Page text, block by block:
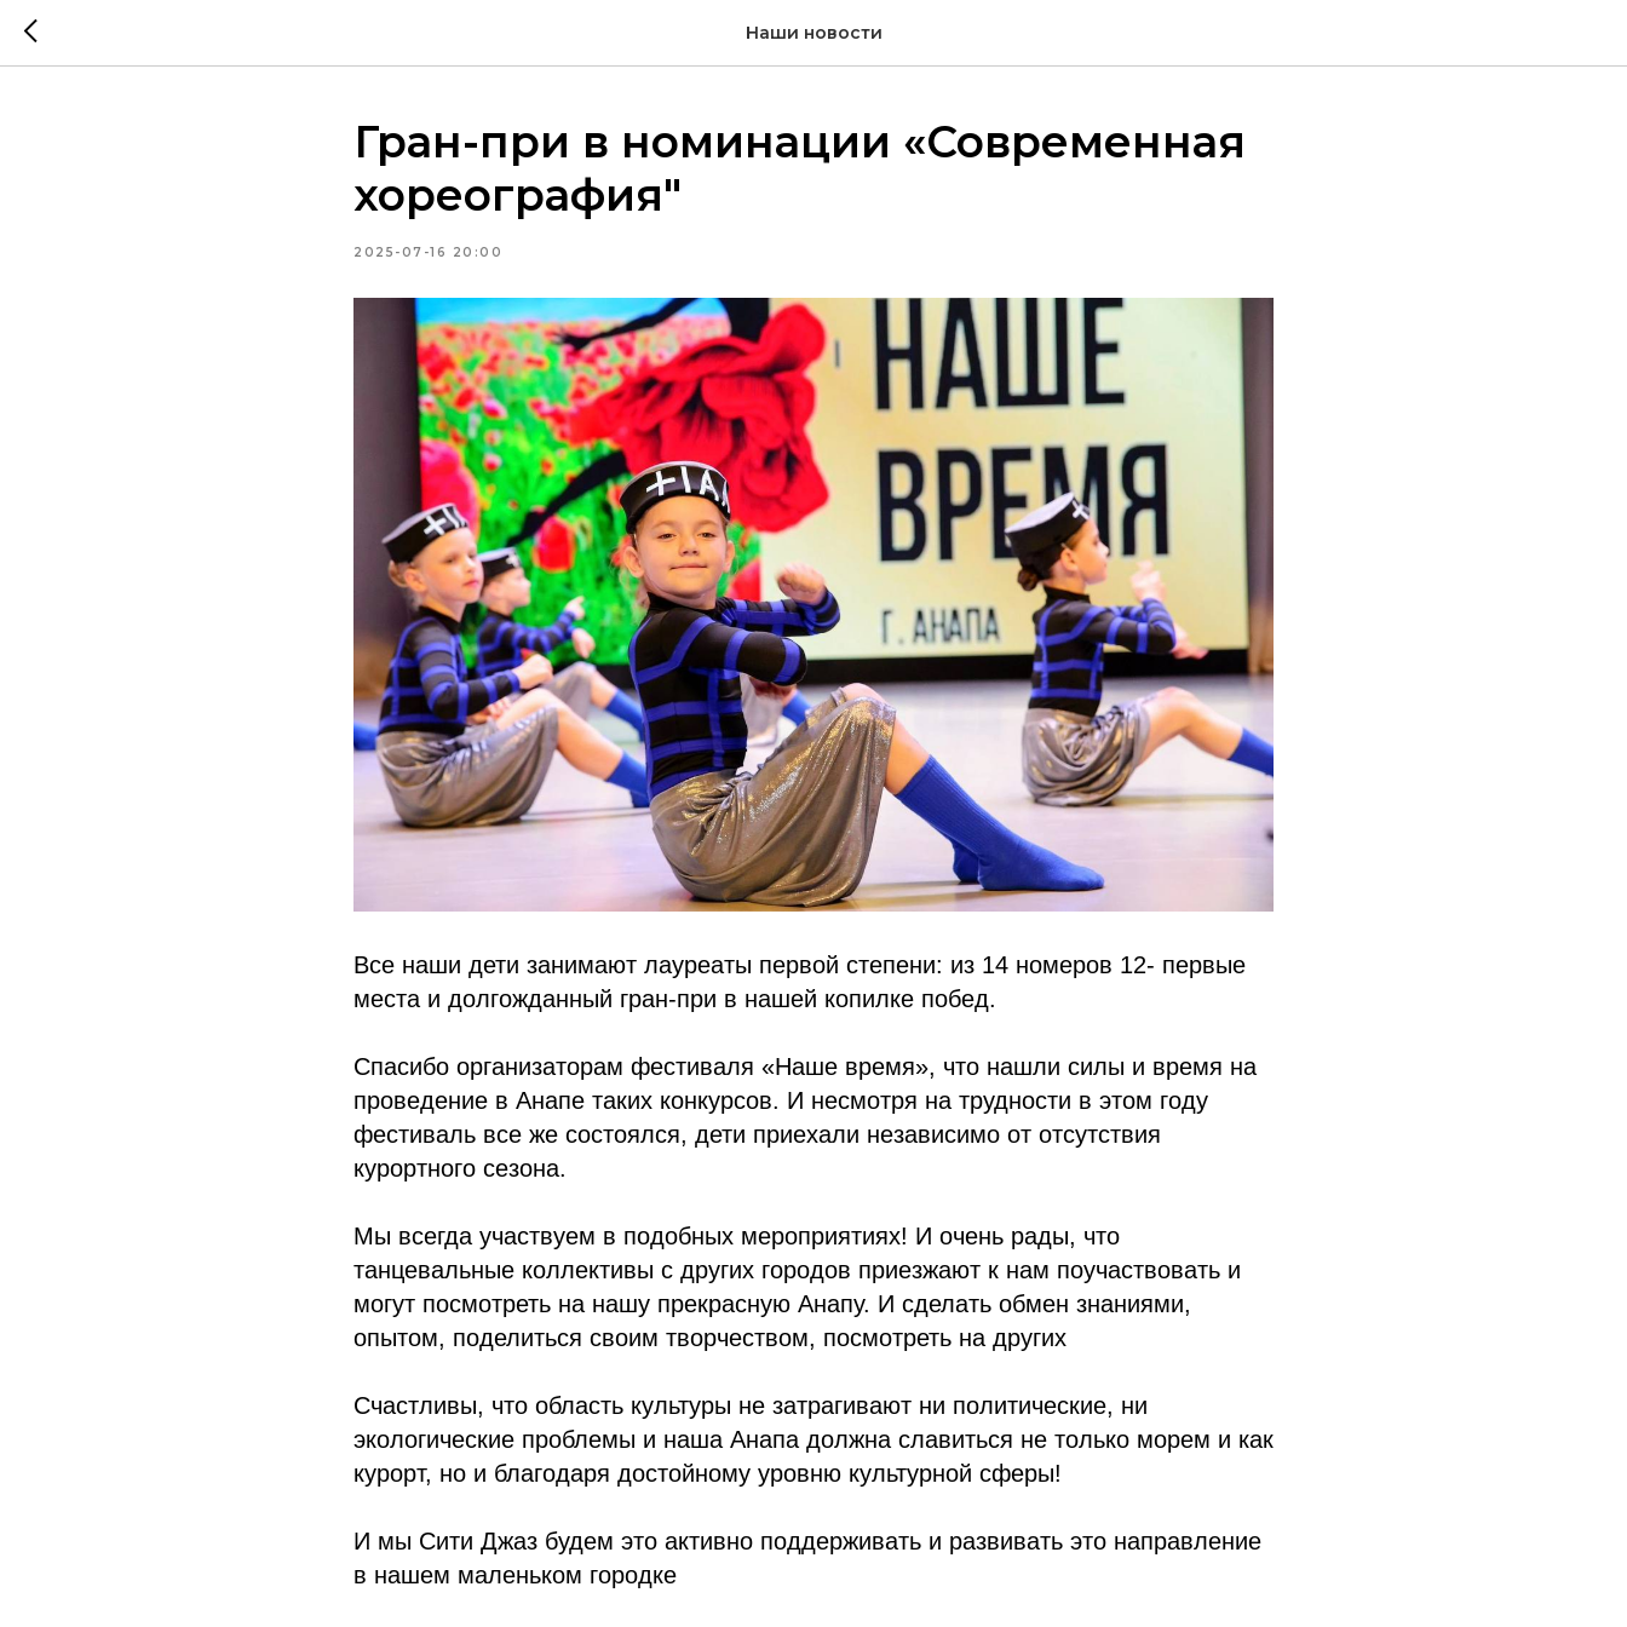
Наши новости
Гран-при в номинации «Современная
хореография"
2025-07-16 20:00
Все наши дети занимают лауреаты первой степени: из 14 номеров 12- первые
места и долгожданный гран-при в нашей копилке побед.
Спасибо организаторам фестиваля «Наше время», что нашли силы и время на
проведение в Анапе таких конкурсов. И несмотря на трудности в этом году
фестиваль все же состоялся, дети приехали независимо от отсутствия
курортного сезона.
Мы всегда участвуем в подобных мероприятиях! И очень рады, что
танцевальные коллективы с других городов приезжают к нам поучаствовать и
могут посмотреть на нашу прекрасную Анапу. И сделать обмен знаниями,
опытом, поделиться своим творчеством, посмотреть на других
Счастливы, что область культуры не затрагивают ни политические, ни
экологические проблемы и наша Анапа должна славиться не только морем и как
курорт, но и благодаря достойному уровню культурной сферы!
И мы Сити Джаз будем это активно поддерживать и развивать это направление
в нашем маленьком городке